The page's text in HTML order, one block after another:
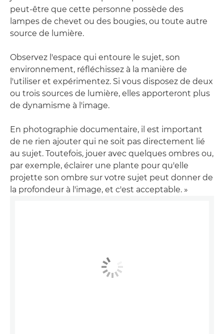
peut-être que cette personne possède des
lampes de chevet ou des bougies, ou toute autre
source de lumière.
Observez l'espace qui entoure le sujet, son
environnement, réfléchissez à la manière de
l'utiliser et expérimentez. Si vous disposez de deux
ou trois sources de lumière, elles apporteront plus
de dynamisme à l'image.
En photographie documentaire, il est important
de ne rien ajouter qui ne soit pas directement lié
au sujet. Toutefois, jouer avec quelques ombres ou,
par exemple, éclairer une plante pour qu'elle
projette son ombre sur votre sujet peut donner de
la profondeur à l'image, et c'est acceptable. »